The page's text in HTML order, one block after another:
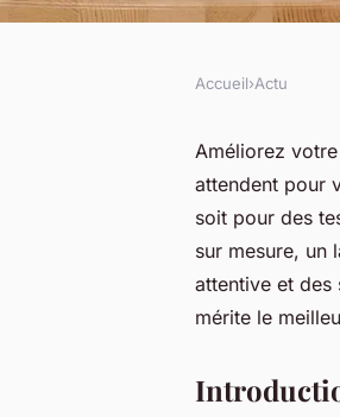
dès
Accueil›Actu
Améliorez
attendent pour
soit pour des
sur mesure, un
attentive et des
mérite le